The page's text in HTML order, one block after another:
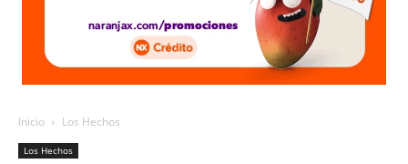
Inicio Los Hechos
Los Hechos